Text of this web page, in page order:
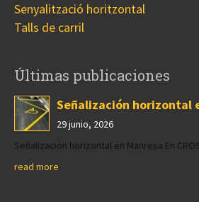
Senyalització horitzontal
Talls de carril
Últimas publicaciones
Señalización horizontal
29 junio, 2026
Señalización horizontal en Manresa En
read more